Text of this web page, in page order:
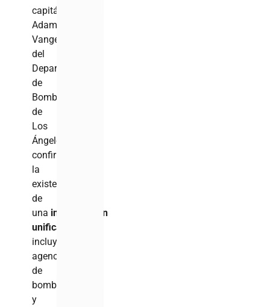
capitán
Adam
Vangerpen,
del
Departamento
de
Bomberos
de
Los
Ángeles,
confirmó
la
existencia
de
una investigación
unificada
incluye
agencias
de
bomberos
y